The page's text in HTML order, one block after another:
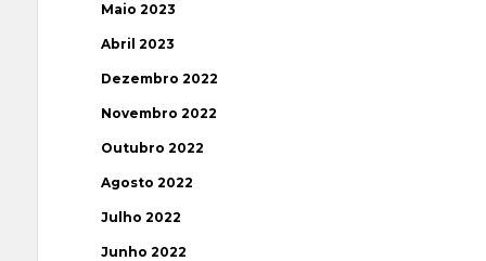
Maio 2023
Abril 2023
Dezembro 2022
Novembro 2022
Outubro 2022
Agosto 2022
Julho 2022
Junho 2022